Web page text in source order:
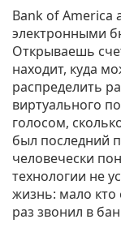
Bank of America
электронными
Открываешь
находит, куда
распределить
виртуального
голосом,
был последний
человечески
технологии не
жизнь: мало кто
раз звонил в